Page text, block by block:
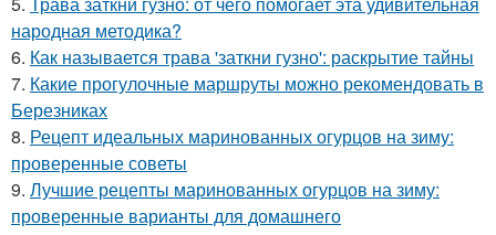
народная методика?
6. Как называется трава 'заткни гузно': раскрытие тайны
7. Какие прогулочные маршруты можно рекомендовать в
Березниках
8. Рецепт идеальных маринованных огурцов на зиму:
проверенные советы
9. Лучшие рецепты маринованных огурцов на зиму:
проверенные варианты для домашнего